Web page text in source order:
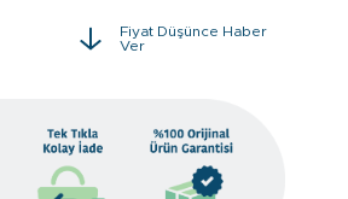
Fiyat Düşünce Haber
Ver